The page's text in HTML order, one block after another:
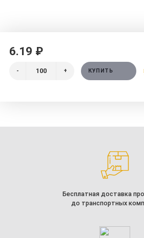
6.19 ₽
- + КУПИТЬ
Бесплатная доставка
до транспортных